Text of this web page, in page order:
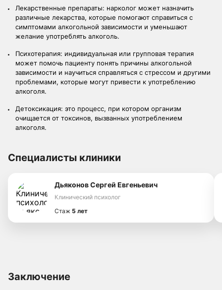
Лекарственные препараты: нарколог может назначить
различные лекарства, которые помогают справиться с
симптомами алкогольной зависимости и уменьшают
желание употреблять алкоголь.
Психотерапия: индивидуальная или групповая терапия
может помочь пациенту понять причины алкогольной
зависимости и научиться справляться с стрессом и другими
проблемами, которые могут привести к употреблению
алкоголя.
Детоксикация: это процесс, при котором организм
очищается от токсинов, вызванных употреблением
алкоголя.
Специалисты клиники
Дьяконов Сергей Евгеньевич
Клинический психолог
Стаж 5 лет
Заключение